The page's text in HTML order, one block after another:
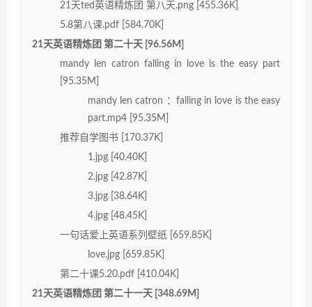
21天ted英语精炼团 第八天.png [455.36K]
5.8第八课.pdf [584.70K]
21天英语精炼团 第二十天 [96.56M]
mandy len catron falling in love is the easy part
[95.35M]
mandy len catron ：falling in love is the easy
part.mp4 [95.35M]
推荐自学图书 [170.37K]
1.jpg [40.40K]
2.jpg [42.87K]
3.jpg [38.64K]
4.jpg [48.45K]
一句话爱上英语系列壁纸 [659.85K]
love.jpg [659.85K]
第二十课5.20.pdf [410.04K]
21天英语精炼团 第二十一天 [348.69M]